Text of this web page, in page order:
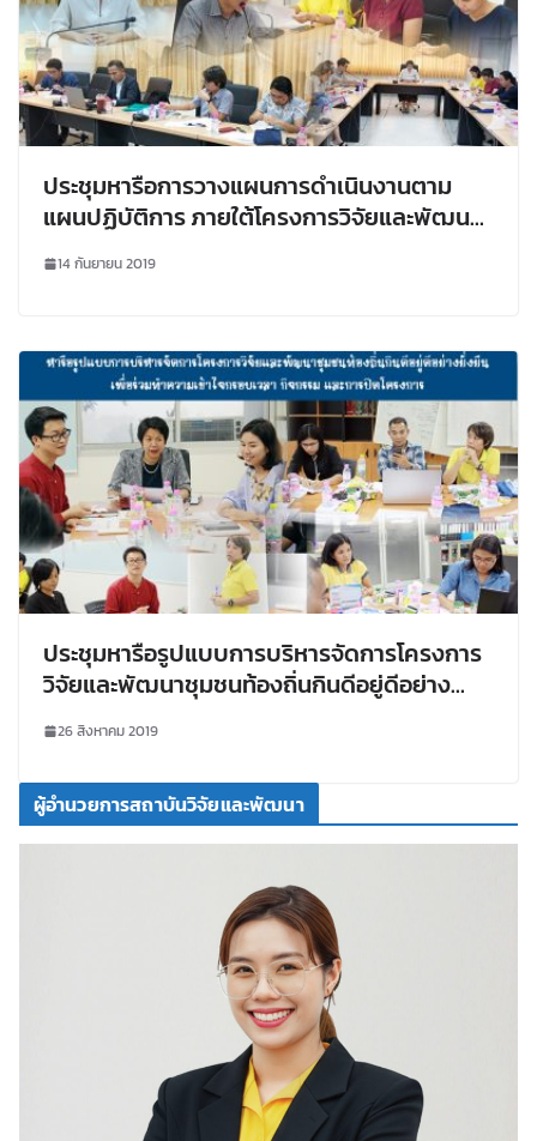
ประชุมหารือการวางแผนการดำเนินงานตาม
แผนปฏิบัติการ ภายใต้โครงการวิจัยและพัฒนา
ชุมชนท้องถิ่นกินดีอยู่ดีอย่างยั่งยืน
14 กันยายน 2019
ประชุมหารือรูปแบบการบริหารจัดการโครงการ
วิจัยและพัฒนาชุมชนท้องถิ่นกินดีอยู่ดีอย่าง
กิจกรรม และการปิดโครงการ
26 สิงหาคม 2019
ผู้อำนวยการสถาบันวิจัยและพัฒนา